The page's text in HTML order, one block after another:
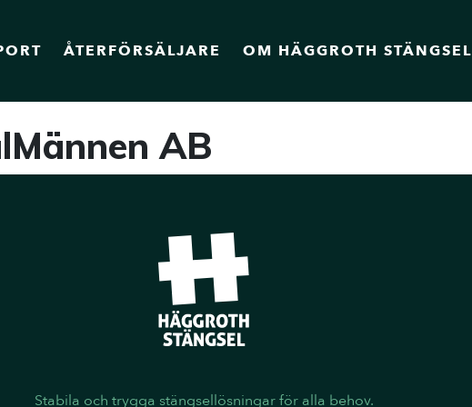
ÅTERFÖRSÄLJARE OM HÄGGROTH STÄNGSEL
AB
Stabila och trygga stängsellösningar för alla behov.